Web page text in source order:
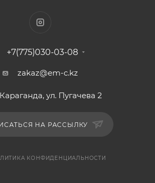
+7(775)030-03-08
zakaz@em-c.kz
Караганда, ул. Пугачева 2
НА РАССЫЛКУ
КОНФИДЕНЦИАЛЬНОСТИ